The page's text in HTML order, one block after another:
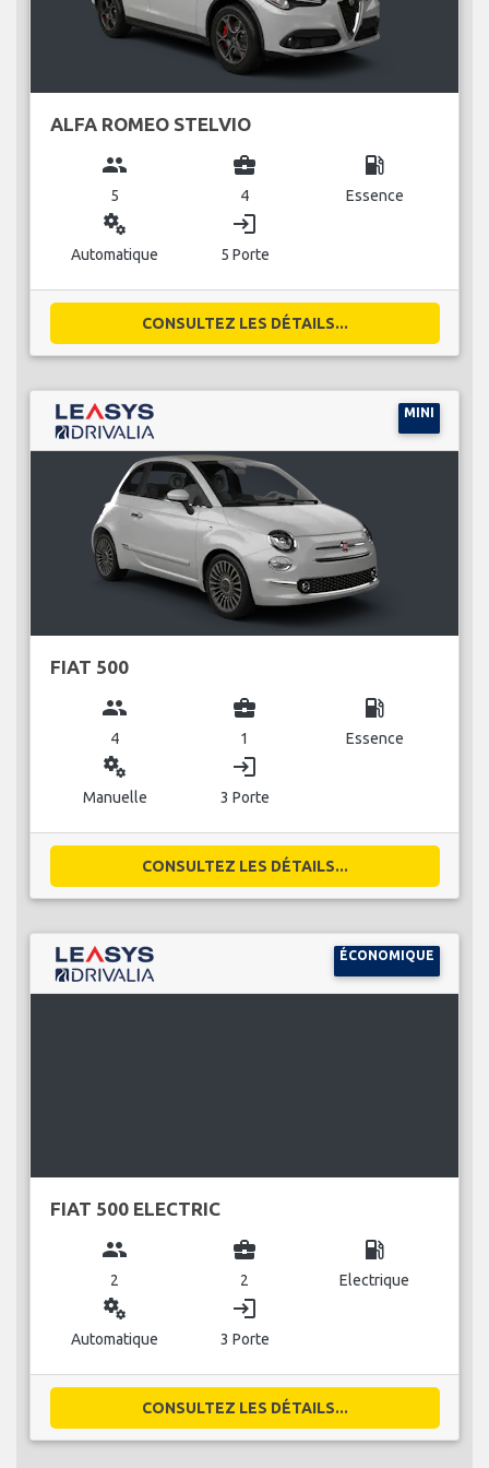
ALFA ROMEO STELVIO
group
5
business_center
4
local_gas_station
Essence
miscellaneous_services
Automatique
login
5 Porte
CONSULTEZ LES DÉTAILS...
MINI
FIAT 500
group
4
business_center
1
local_gas_station
Essence
miscellaneous_services
Manuelle
login
3 Porte
CONSULTEZ LES DÉTAILS...
ÉCONOMIQUE
FIAT 500 ELECTRIC
group
2
business_center
2
local_gas_station
Electrique
miscellaneous_services
Automatique
login
3 Porte
CONSULTEZ LES DÉTAILS...